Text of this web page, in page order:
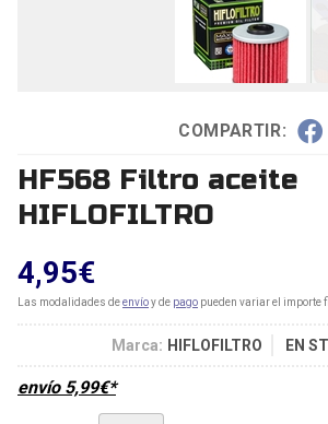
COMPARTIR:
HF568 Filtro aceite
HIFLOFILTRO
4,95€
Las modalidades deenvíoy de pago pueden variar el importe
Marca: HIFLOFILTRO EN
envío 5,99€*